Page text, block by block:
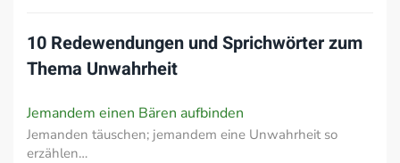
10 Redewendungen und Sprichwörter zum
Thema Unwahrheit
Jemandem einen Bären aufbinden
Jemanden täuschen; jemandem eine Unwahrheit so
erzählen…